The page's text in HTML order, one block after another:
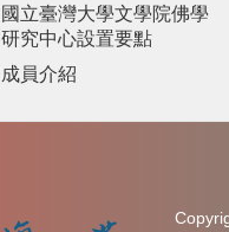
國立臺灣大學文學院佛學
研究中心設置要點
成員介紹